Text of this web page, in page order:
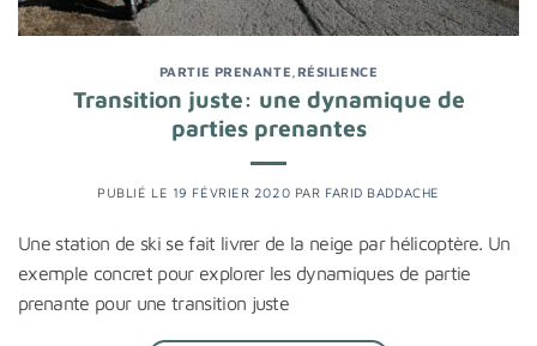
PARTIE PRENANTE RÉSILIENCE
Transition juste: une dynamique de
parties prenantes
PUBLIÉ LE 19 FÉVRIER 2020 PAR FARID BADDACHE
Une station de ski se fait livrer de la neige par hélicoptère. Un
exemple concret pour explorer les dynamiques de partie
prenante pour une transition juste